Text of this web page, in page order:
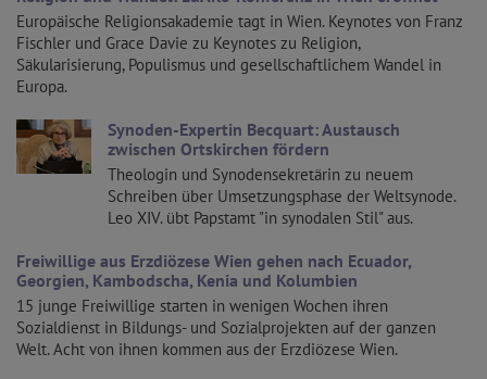
Europäische Religionsakademie tagt in Wien. Keynotes von Franz
Fischler und Grace Davie zu Keynotes zu Religion,
Säkularisierung, Populismus und gesellschaftlichem Wandel in
Europa.
Synoden-Expertin Becquart: Austausch
zwischen Ortskirchen fördern
Theologin und Synodensekretärin zu neuem
Schreiben über Umsetzungsphase der Weltsynode.
Leo XIV. übt Papstamt "in synodalen Stil" aus.
Freiwillige aus Erzdiözese Wien gehen nach Ecuador,
Georgien, Kambodscha, Kenia und Kolumbien
15 junge Freiwillige starten in wenigen Wochen ihren
Sozialdienst in Bildungs- und Sozialprojekten auf der ganzen
Welt. Acht von ihnen kommen aus der Erzdiözese Wien.